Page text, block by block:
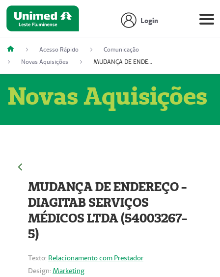
Login
Acesso Rápido
Comunicação
Novas Aquisições
MUDANÇA DE ENDEREÇO - DIAGITAB SERVIÇOS MÉDICOS LTDA (54003267-5)
Novas Aquisições
MUDANÇA DE ENDEREÇO -
DIAGITAB SERVIÇOS
MÉDICOS LTDA (54003267-
5)
Texto: Relacionamento com Prestador
Design: Marketing